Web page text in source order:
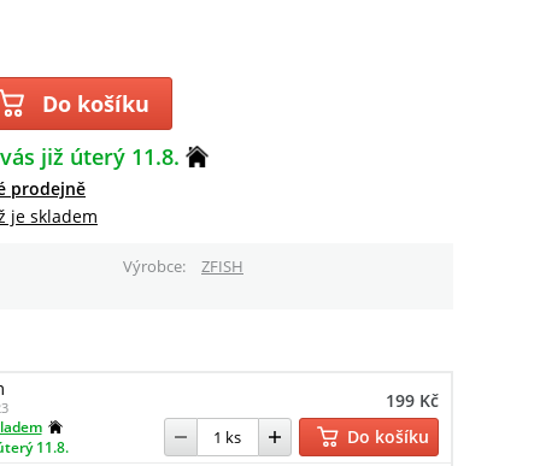
Do košíku
již úterý 11.8.
prodejně
je skladem
Výrobce ZFISH
199 Kč
11.8.
Do košíku